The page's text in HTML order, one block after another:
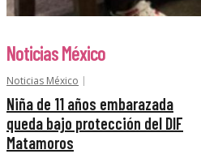
Noticias México
Noticias México
Niña de 11 años embarazada
queda bajo protección del DIF
Matamoros